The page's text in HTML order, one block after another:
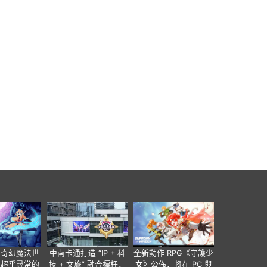
幻魔法世
乎尋常的
中南卡通打造 “IP + 科
技 + 文旅” 融合標杆，
全新動作 RPG《守護少
女》公佈，將在 PC 與